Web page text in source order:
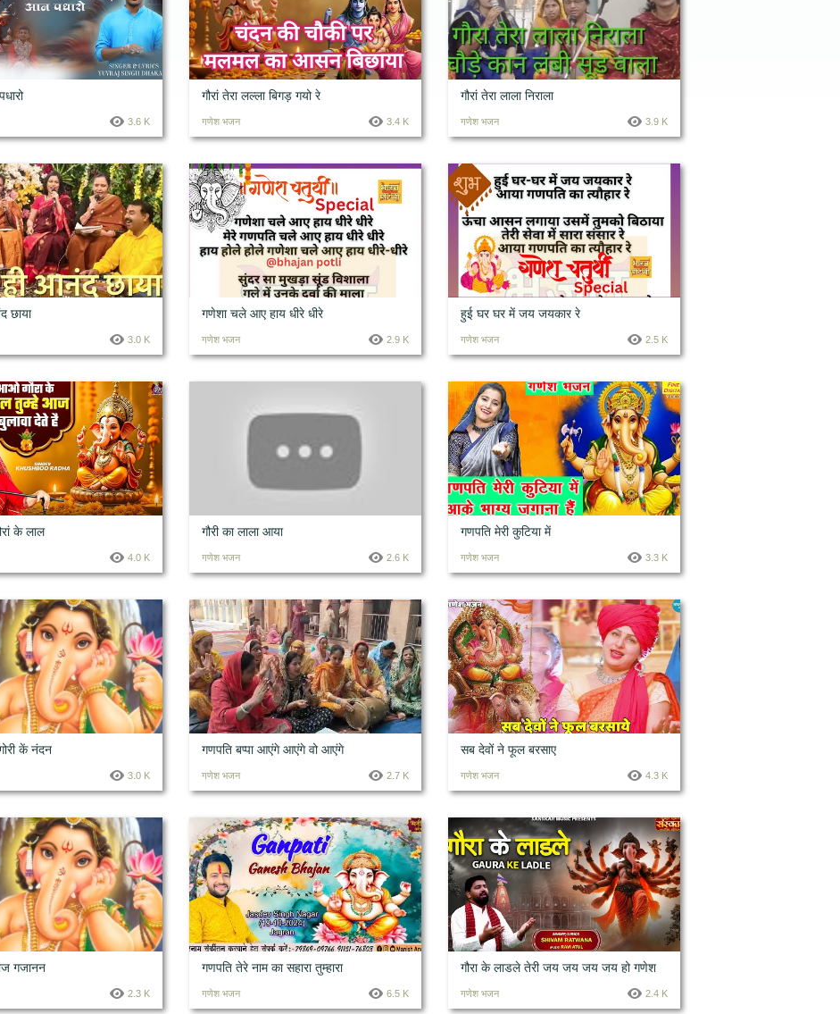
3.6 K
गौरां तेरा लल्ला बिगड़ गयो रे
गणेश भजन 3.4 K
गौरां तेरा लाला निराला
गणेश भजन 3.9 K
छाया
3.0 K
गणेशा चले आए हाय धीरे धीरे
गणेश भजन 2.9 K
हुई घर घर में जय जयकार रे
गणेश भजन 2.5 K
के लाल
4.0 K
गौरी का लाला आया
गणेश भजन 2.6 K
गणपति मेरी कुटिया में
गणेश भजन 3.3 K
कें नंदन
3.0 K
गणपति बप्पा आएंगे आएंगे वो आएंगे
गणेश भजन 2.7 K
सब देवों ने फूल बरसाए
गणेश भजन 4.3 K
गजानन
2.3 K
गणपति तेरे नाम का सहारा तुम्हारा
गणेश भजन 6.5 K
गौरा के लाडले तेरी जय जय जय जय हो गणेश
जी
गणेश भजन 2.4 K